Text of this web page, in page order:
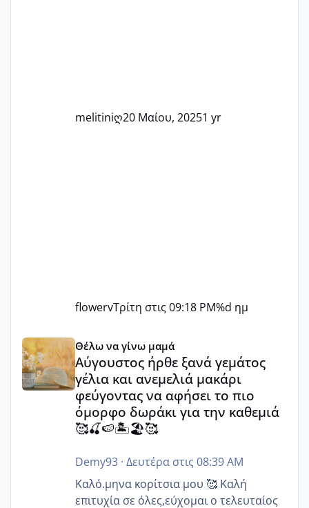
melitiniღ20 Μαίου, 20251 yr
flowervΤρίτη στις 09:18 PM%d ημ
Αύγουστος ήρθε ξανά γεμάτος γέλια και ανεμελιά
Θέλω να γίνω μαμά
Αύγουστος ήρθε ξανά γεμάτος
γέλια και ανεμελιά μακάρι
φεύγοντας να αφήσει το πιο
όμορφο δωράκι για την καθεμιά
🥰🍒🍉🏝️🏖️🥰
Demy93· Δευτέρα στις 08:39 AM
Καλό.μηνα κορίτσια μου 🥰 Καλή
επιτυχία σε όλες,εύχομαι ο τελευταίος